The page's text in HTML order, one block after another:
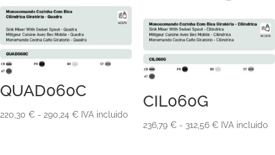
QUAD060C
220,30 € - 290,24 €Rango
IVA incluido
CIL060G
236,79 € - 312,56 €Rango
IVA incluido